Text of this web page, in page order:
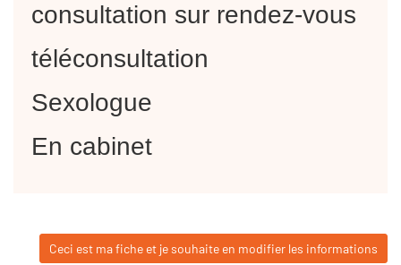
consultation sur rendez-vous
téléconsultation
Sexologue
En cabinet
Ceci est ma fiche et je souhaite en modifier les informations